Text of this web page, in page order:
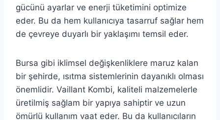
gücünü ayarlar ve enerji tüketimini optimize
eder. Bu da hem kullanıcıya tasarruf sağlar hem
de çevreye duyarlı bir yaklaşımı temsil eder.
Bursa gibi iklimsel değişkenliklere maruz kalan
bir şehirde, ısıtma sistemlerinin dayanıklı olması
önemlidir. Vaillant Kombi, kaliteli malzemelerle
üretilmiş sağlam bir yapıya sahiptir ve uzun
ömürlü kullanım vaat eder. Bu da kullanıcıların